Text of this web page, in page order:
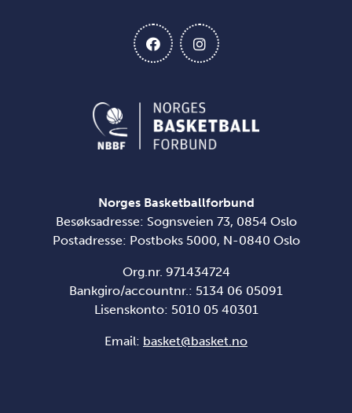
Norges Basketballforbund
Besøksadresse: Sognsveien 73, 0854 Oslo
Postadresse: Postboks 5000, N-0840 Oslo
Org.nr. 971434724
Bankgiro/accountnr.: 5134 06 05091
Lisenskonto: 5010 05 40301
Email: basket@basket.no